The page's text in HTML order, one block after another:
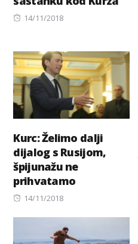
Posted
14/11/2018
Kurc: Želimo dalji
dijalog s Rusijom,
špijunažu ne
prihvatamo
Posted
14/11/2018